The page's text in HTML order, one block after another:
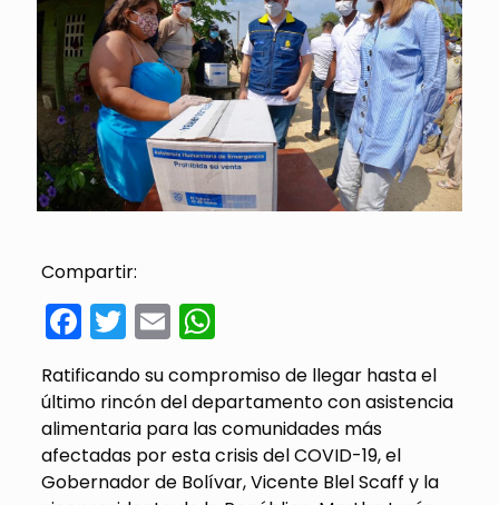
Compartir:
Facebook
Twitter
EmailWhatsApp
Ratificando su compromiso de llegar hasta el
último rincón del departamento con asistencia
alimentaria para las comunidades más
afectadas por esta crisis del COVID-19, el
Gobernador de Bolívar, Vicente Blel Scaff y la